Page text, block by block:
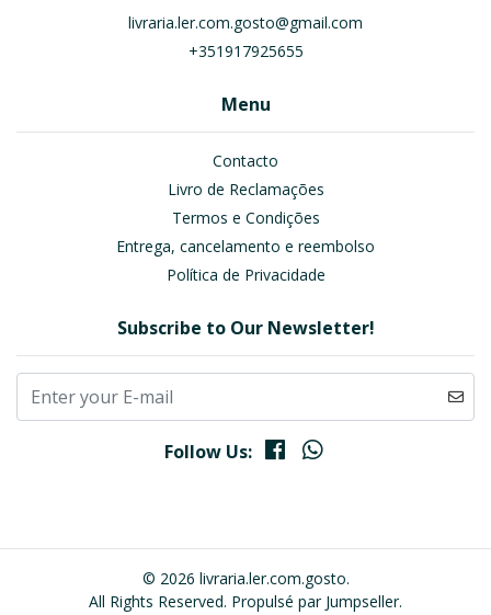
livraria.ler.com.gosto@gmail.com
+351917925655
Menu
Contacto
Livro de Reclamações
Termos e Condições
Entrega, cancelamento e reembolso
Política de Privacidade
Subscribe to Our Newsletter!
Follow Us:
© 2026 livraria.ler.com.gosto.
All Rights Reserved. Propulsé par Jumpseller.